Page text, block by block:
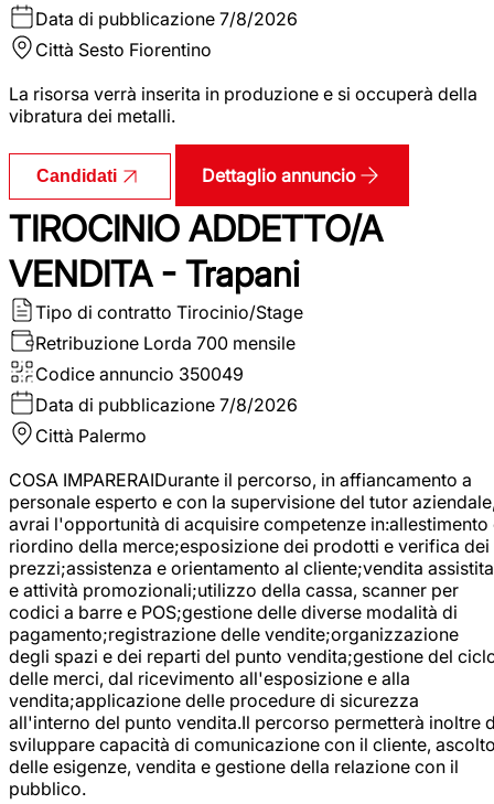
Data di pubblicazione 7/8/2026
Città Sesto Fiorentino
La risorsa verrà inserita in produzione e si occuperà della
vibratura dei metalli.
Candidati Dettaglio annuncio
TIROCINIO ADDETTO/A
VENDITA - Trapani
Tipo di contratto Tirocinio/Stage
Retribuzione Lorda 700 mensile
Codice annuncio 350049
Data di pubblicazione 7/8/2026
Città Palermo
COSA IMPARERAIDurante il percorso, in affiancamento a
personale esperto e con la supervisione del tutor
avrai l'opportunità di acquisire competenze in:allestimento
riordino della merce;esposizione dei prodotti e verifica dei
prezzi;assistenza e orientamento al cliente;vendita assistita
e attività promozionali;utilizzo della cassa, scanner per
codici a barre e POS;gestione delle diverse modalità di
pagamento;registrazione delle vendite;organizzazione
degli spazi e dei reparti del punto vendita;gestione del
delle merci, dal ricevimento all'esposizione e alla
vendita;applicazione delle procedure di sicurezza
all'interno del punto vendita.Il percorso permetterà inoltre
sviluppare capacità di comunicazione con il cliente,
delle esigenze, vendita e gestione della relazione con il
pubblico.